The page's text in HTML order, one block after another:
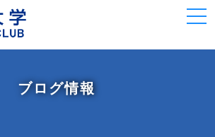
ブログ情報